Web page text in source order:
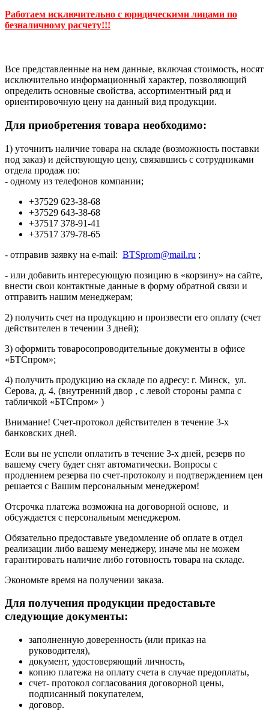
Работаем исключительно с юридическими лицами по
безналичному расчету!!!
Все представленные на нем данные, включая стоимость, носят
исключительно информационный характер, позволяющий
определить основные свойства, ассортиментный ряд и
ориентировочную цену на данный вид продукции.
Для приобретения товара необходимо:
1) уточнить наличие товара на складе (возможность поставки
под заказ) и действующую цену, связавшись с сотрудниками
отдела продаж по:
- одному из телефонов компании;
+37529 623-38-68
+37529 643-38-68
+37517 378-91-41
+37517 379-78-65
- отправив заявку на e-mail: BTSprom@mail.ru ;
- или добавить интересующую позицию в «корзину» на сайте,
внести свои контактные данные в форму обратной связи и
отправить нашим менеджерам;
2) получить счет на продукцию и произвести его оплату (счет
действителен в течении 3 дней);
3) оформить товаросопроводительные документы в офисе
«БТСпром»;
4) получить продукцию на складе по адресу: г. Минск, ул.
Серова, д. 4, (внутренний двор , с левой стороны рампа с
табличкой «БТСпром» )
Внимание! Счет-протокол действителен в течение 3-х
банковских дней.
Если вы не успели оплатить в течение 3-х дней, резерв по
вашему счету будет снят автоматически. Вопросы с
продлением резерва по счет-протоколу и подтверждением цен
решается с Вашим персональным менеджером!
Отсрочка платежа возможна на договорной основе, и
обсуждается с персональным менеджером.
Обязательно предоставьте уведомление об оплате в отдел
реализации либо вашему менеджеру, иначе мы не можем
гарантировать наличие либо готовность товара на складе.
Экономьте время на получении заказа.
Для получения продукции предоставьте
следующие документы:
заполненную доверенность (или приказ на
руководителя),
документ, удостоверяющий личность,
копию платежа на оплату счета в случае предоплаты,
счет- протокол согласования договорной цены,
подписанный покупателем,
договор.